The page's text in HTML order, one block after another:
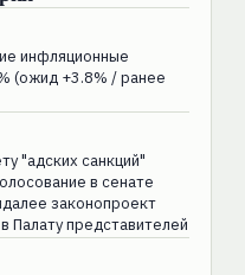
инфляционные
(ожид +3.8% / ранее
"адских санкций"
в сенате
законопроект
Палату представителей